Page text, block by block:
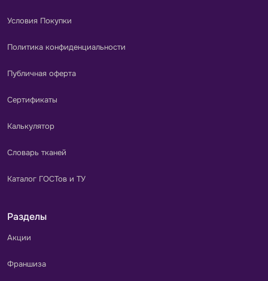
Условия Покупки
Политика конфиденциальности
Публичная оферта
Сертификаты
Калькулятор
Словарь тканей
Каталог ГОСТов и ТУ
Разделы
Акции
Франшиза